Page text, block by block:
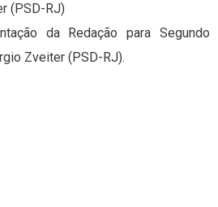
(PSD-RJ)
da Redação para Segundo
Zveiter (PSD-RJ).